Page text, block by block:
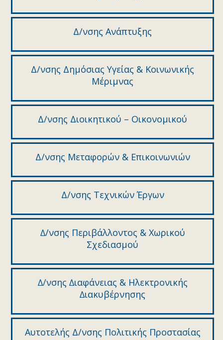
Δ/νσης Ανάπτυξης
Δ/νσης Δημόσιας Υγείας & Κοινωνικής
Μέριμνας
Δ/νσης Διοικητικού – Οικονομικού
Δ/νσης Μεταφορών & Επικοινωνιών
Δ/νσης Τεχνικών Έργων
∆/νσης Περιβάλλοντος & Χωρικού
Σχεδιασµού
∆/νσης ∆ιαφάνειας & Ηλεκτρονικής
∆ιακυβέρνησης
Αυτοτελής Δ/νσης Πολιτικής Προστασίας